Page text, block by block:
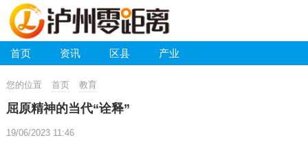
首页 资讯 区县 产业
您的位置 首页 教育
屈原精神的当代“诠释”
19/06/2023 11:46